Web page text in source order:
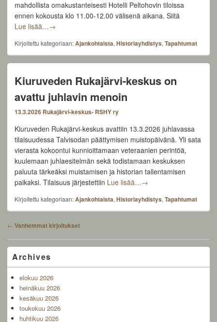
mahdollista omakustanteisesti Hotelli Peltohovin tiloissa
ennen kokousta klo 11.00-12.00 välisenä aikana. Siitä
Lue lisää…RSHYry:n vuosikokous 31.3.2026 klo 12.00
→
Kirjoitettu kategoriaan:Ajankohtaista, Historiayhdistys, Tapahtumat
Kiuruveden Rukajärvi-keskus on
avattu juhlavin menoin
13.3.2026 Rukajärvi-keskus- RSHY ry
Kiuruveden Rukajärvi-keskus avattiin 13.3.2026 juhlavassa
tilaisuudessa Talvisodan päättymisen muistopäivänä. Yli sata
vierasta kokoontui kunnioittamaan veteraanien perintöä,
kuulemaan juhlaesitelmän sekä todistamaan keskuksen
paluuta tärkeäksi muistamisen ja historian tallentamisen
paikaksi. Tilaisuus järjestettiin Lue lisää…Kiuruveden Rukajärvi-
→
Kirjoitettu kategoriaan:Ajankohtaista, Historiayhdistys, Tapahtumat
Post
← Vanhemmat kirjoitukset
Primary
Sidebar
Area
Archives
elokuu 2026
heinäkuu 2026
kesäkuu 2026
toukokuu 2026
huhtikuu 2026